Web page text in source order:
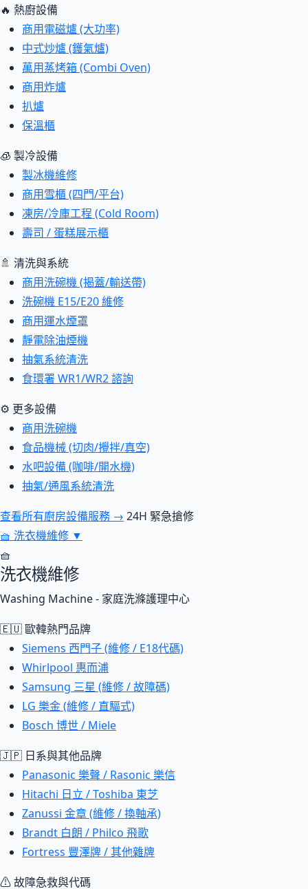
🔥 熱廚設備
商用電磁爐 (大功率)
中式炒爐 (鑊氣爐)
萬用蒸烤箱 (Combi Oven)
商用炸爐
扒爐
保溫櫃
🧊 製冷設備
製冰機維修
商用雪櫃 (四門/平台)
凍房/冷庫工程 (Cold Room)
壽司 / 蛋糕展示櫃
🚿 清洗與系統
商用洗碗機 (揭蓋/輸送帶)
洗碗機 E15/E20 維修
商用運水煙罩
靜電除油煙機
抽氣系統清洗
食環署 WR1/WR2 諮詢
⚙ 更多設備
商用洗碗機
食品機械 (切肉/攪拌/真空)
水吧設備 (咖啡/開水機)
抽氣/通風系統清洗
查看所有廚房設備服務 → 24H 緊急搶修
🧺 洗衣機維修 ▼
🧺
洗衣機維修
Washing Machine - 家庭洗滌護理中心
🇪🇺 歐韓熱門品牌
Siemens 西門子 (維修 / E18代碼)
Whirlpool 惠而浦
Samsung 三星 (維修 / 故障碼)
LG 樂金 (維修 / 直驅式)
Bosch 博世 / Miele
🇯🇵 日系與其他品牌
Panasonic 樂聲 / Rasonic 樂信
Hitachi 日立 / Toshiba 東芝
Zanussi 金章 (維修 / 換軸承)
Brandt 白朗 / Philco 飛歌
Fortress 豐澤牌 / 其他雜牌
⚠ 故障急救與代碼